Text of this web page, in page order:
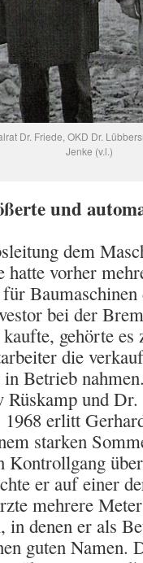
Dr. Friede, OKD Dr.
Jenke (v.l.)
und
dem
hatte vorher
bei der
gehörte
die
Betrieb
Rüskamp und
erlitt
starken
Kontrollgang
er auf einer
mehrere
in denen er als
guten Namen.